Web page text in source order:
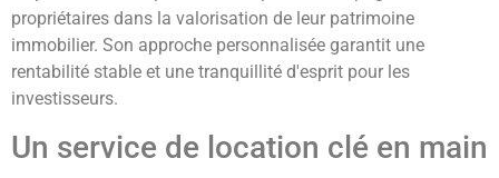
propriétaires dans la valorisation de leur patrimoine
immobilier. Son approche personnalisée garantit une
rentabilité stable et une tranquillité d'esprit pour les
investisseurs.
Un service de location clé en main